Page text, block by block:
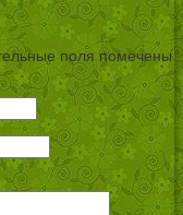
поля помечены